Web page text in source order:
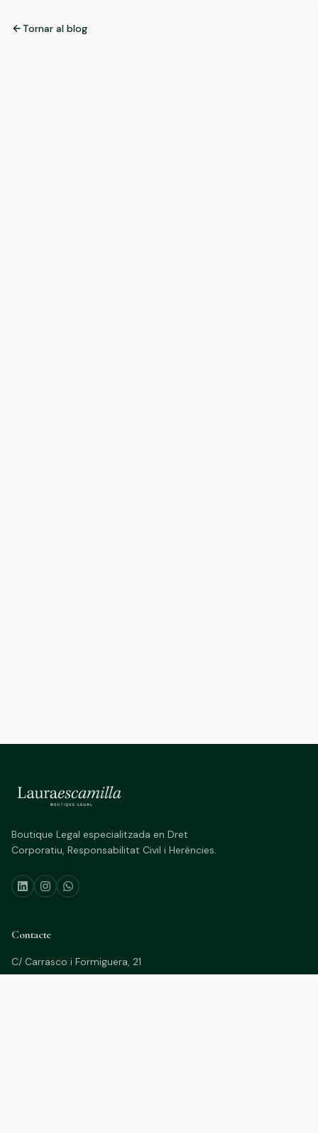
Tornar al blog
Boutique Legal especialitzada en Dret
Corporatiu, Responsabilitat Civil i Herències.
Contacte
C/ Carrasco i Formiguera, 21